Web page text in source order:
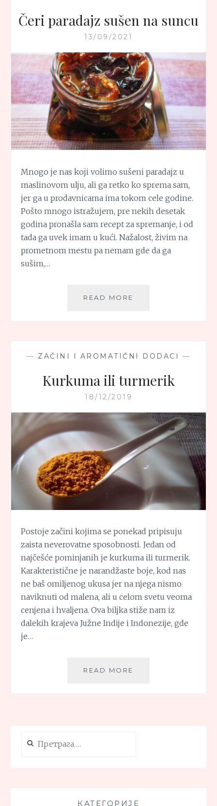
Čeri paradajz sušen na suncu
13/09/2021
Mnogo je nas koji volimo sušeni paradajz u
maslinovom ulju, ali ga retko ko sprema sam,
jer ga u prodavnicama ima tokom cele godine.
Pošto mnogo istražujem, pre nekih desetak
godina pronašla sam recept za spremanje, i od
tada ga uvek imam u kući. Nažalost, živim na
prometnom mestu pa nemam gde da ga
sušim,…
READ MORE
— ZAČINI I AROMATIČNI DODACI —
Kurkuma ili turmerik
18/12/2019
Postoje začini kojima se ponekad pripisuju
zaista neverovatne sposobnosti. Jedan od
najčešće pominjanih je kurkuma ili turmerik.
Karakteristične je narandžaste boje, kod nas
ne baš omiljenog ukusa jer na njega nismo
naviknuti od malena, ali u celom svetu veoma
cenjena i hvaljena. Ova biljka stiže nam iz
dalekih krajeva Južne Indije i Indonezije, gde
je…
READ MORE
за:
КАТЕГОРИЈЕ